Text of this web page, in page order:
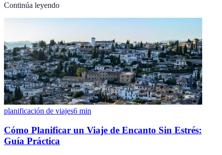
Continúa leyendo
planificación de viajes6 min
Cómo Planificar un Viaje de Encanto Sin Estrés:
Guía Práctica